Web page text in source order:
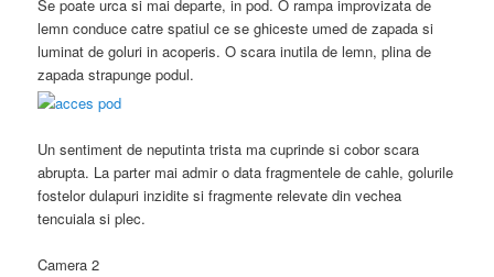
Se poate urca si mai departe, in pod. O rampa improvizata de
lemn conduce catre spatiul ce se ghiceste umed de zapada si
luminat de goluri in acoperis. O scara inutila de lemn, plina de
zapada strapunge podul.
Un sentiment de neputinta trista ma cuprinde si cobor scara
abrupta. La parter mai admir o data fragmentele de cahle, golurile
fostelor dulapuri inzidite si fragmente relevate din vechea
tencuiala si plec.
Camera 2